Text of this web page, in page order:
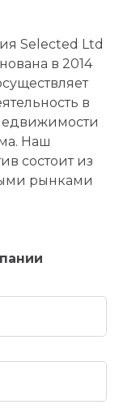
Selected Ltd
в 2014
в
Наш
состоит из
рынками